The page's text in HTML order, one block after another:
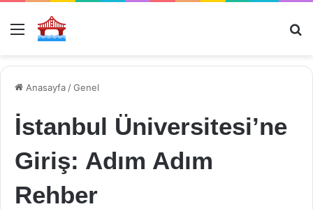
Menü
Anasayfa /Genel
İstanbul Üniversitesi’ne
Giriş: Adım Adım
Rehber